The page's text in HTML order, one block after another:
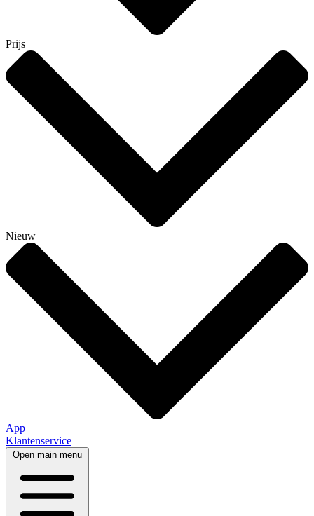
Prijs
Nieuw
App
Klantenservice
Open main menu